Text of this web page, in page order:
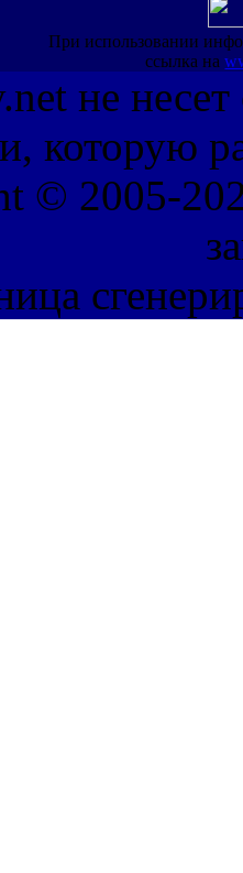
При использовании
ссылка на
не несет
которую
© 2005-